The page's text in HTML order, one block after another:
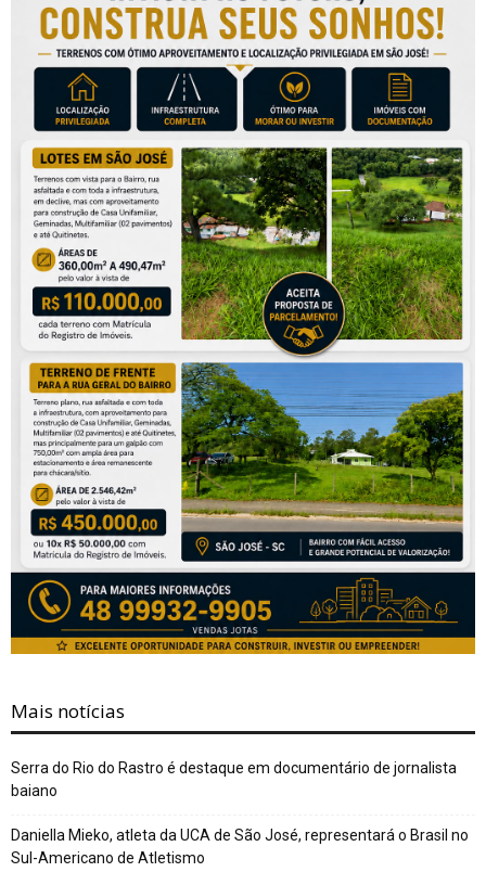
Mais notícias
Serra do Rio do Rastro é destaque em documentário de jornalista
baiano
Daniella Mieko, atleta da UCA de São José, representará o Brasil no
Sul-Americano de Atletismo